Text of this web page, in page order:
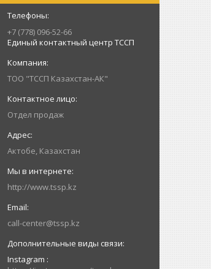
+7 (778) 096-52-66
Единый контактный центр ТССП
ТОО "ТССП Казахстан-АК"
Отдел продаж
Актобе, Казахстан
http://www.tssp.kz
call-center@tssp.kz
Instagram